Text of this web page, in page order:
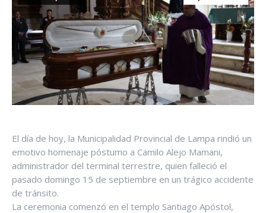
El día de hoy, la Municipalidad Provincial de Lampa rindió un
emotivo homenaje póstumo a Camilo Alejo Mamani,
administrador del terminal terrestre, quien falleció el
pasado domingo 15 de septiembre en un trágico accidente
de tránsito.
La ceremonia comenzó en el templo Santiago Apóstol,